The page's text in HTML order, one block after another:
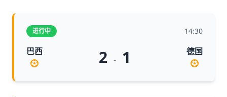
进行中 14:30
巴西 2 - 1 德国